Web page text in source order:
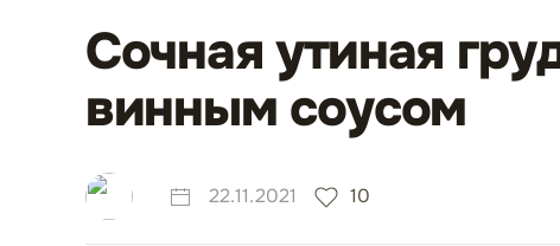
Сочная утиная
винным соусом
22.11.2021 10